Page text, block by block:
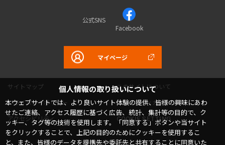
個人情報の取り扱いについて
本ウェブサイトでは、より良いサイト体験の提供、皆様の興味にあわ
せたご連絡、アクセス履歴に基づく広告、統計、集計等の目的で、ク
ッキー、タグ等の技術を使用します。「同意する」ボタンや当サイト
をクリックすることで、上記の目的のためにクッキーを使用するこ
と、また、皆様のデータを提携先や委託先と共有することに同意いた
公式SNS
Facebook
マイページ
サイトマップ
このサイトについて
プライバシーポリシー
コミュニティガイドライン
アクセシビリティ
COOKIE SETTING